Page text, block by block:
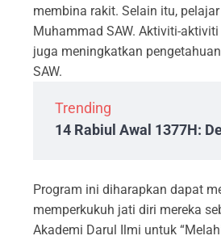
membina rakit. Selain itu,
Muhammad SAW. Aktiviti-
juga meningkatkan
SAW.
Trending
14 Rabiul Awal 1377H:
Program ini diharapkan dapat
memperkukuh jati diri mereka
Akademi Darul Ilmi untuk